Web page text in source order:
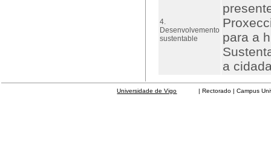
4.
Desenvolvemento
sustentable
para a
a
Universidade de Vigo | Rectorado | Campus